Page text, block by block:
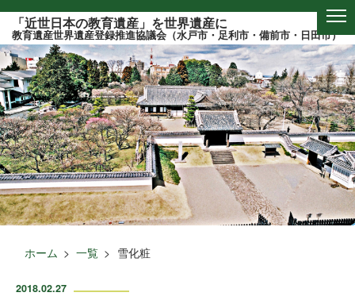
このページの本文へ
「近世日本の教育遺産」を世界遺産に
教育遺産世界遺産登録推進協議会（水戸市・足利市・備前市・日田市）
ホーム 一覧 雪化粧
2018.02.27